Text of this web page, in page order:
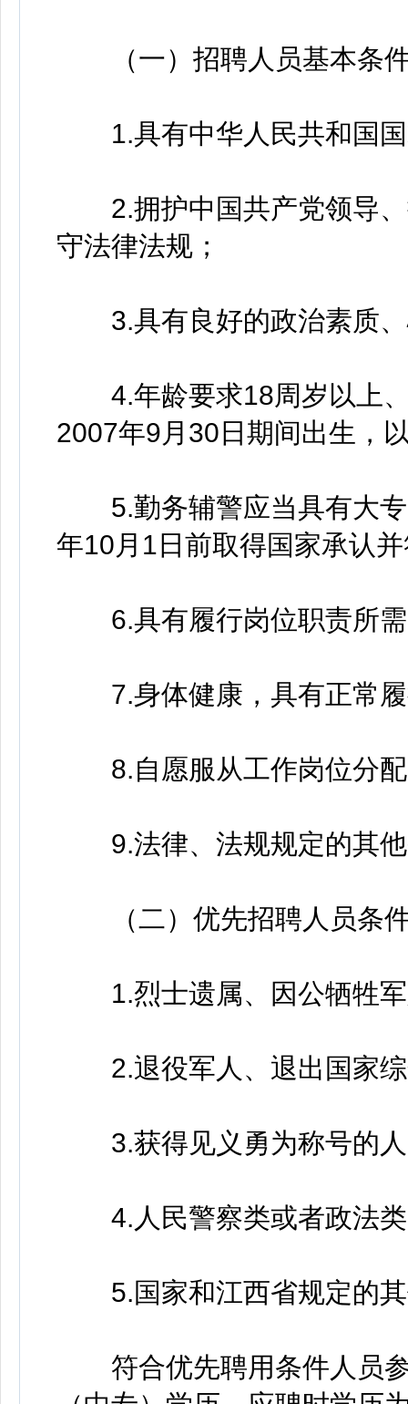
（一）招聘人员基本条
1.具有中华人民共和国国
2.拥护中国共产党领导、
守法律法规；
3.具有良好的政治素质、
4.年龄要求18周岁以上、
2007年9月30日期间出生，
5.勤务辅警应当具有大专
年10月1日前取得国家承认
6.具有履行岗位职责所需
7.身体健康，具有正常履
8.自愿服从工作岗位分
9.法律、法规规定的其他
（二）优先招聘人员条
1.烈士遗属、因公牺牲军
2.退役军人、退出国家综
3.获得见义勇为称号的人
4.人民警察类或者政法类
5.国家和江西省规定的其
符合优先聘用条件人员参